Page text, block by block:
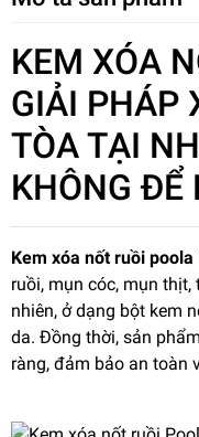
KEM XÓA
GIẢI PHÁP
TÒA TẠI
KHÔNG ĐỂ
Kem xóa nốt ruồi poola
ruồi, mụn cóc, mụn
nhiên, ở dạng bột kem
da. Đồng thời, sản
ràng, đảm bảo an toàn